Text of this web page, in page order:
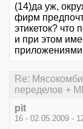
(14)да уж,
фирм
этикеток? что
и при этом
Re:
переделов +
pit
16 - 02.05.2009 -